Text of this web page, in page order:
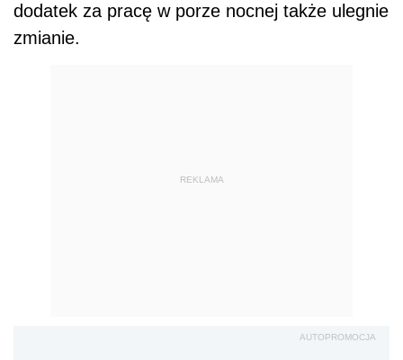
dodatek za pracę w porze nocnej także ulegnie
zmianie.
REKLAMA
AUTOPROMOCJA